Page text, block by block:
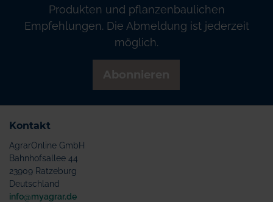
Produkten und pflanzenbaulichen
Empfehlungen. Die Abmeldung ist jederzeit
möglich.
Kontakt
AgrarOnline GmbH
Bahnhofsallee 44
23909 Ratzeburg
Deutschland
info@myagrar.de